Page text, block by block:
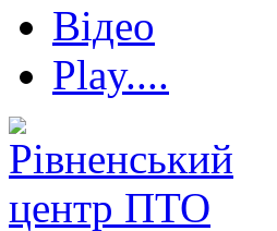
Відео
Play....